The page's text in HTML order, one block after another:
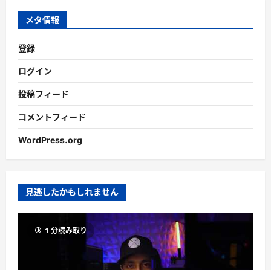
ブ
メタ情報
登録
ログイン
投稿フィード
コメントフィード
WordPress.org
見逃したかもしれません
1 分読み取り